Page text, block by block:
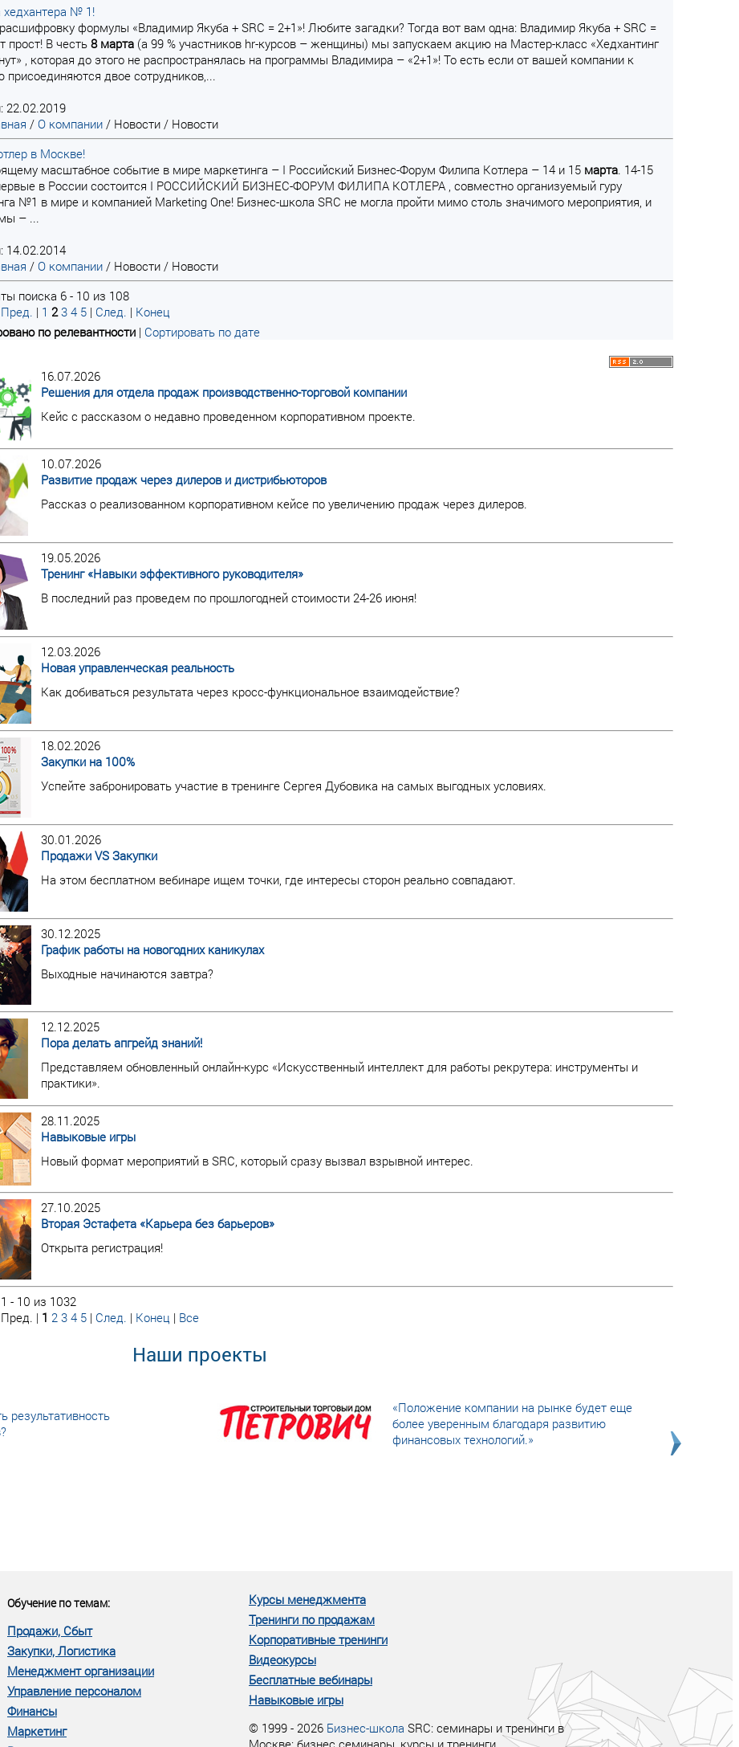
хедхантера № 1!
формулы «Владимир Якуба + SRC = 2+1»! Любите загадки? Тогда вот вам одна: Владимир Якуба + SRC =
прост! В честь8 марта (а 99 % участников hr-курсов – женщины) мы запускаем акцию на Мастер-класс «Хедхантинг
, которая до этого не распространялась на программы Владимира – «2+1»! То есть если от вашей компании к
присоединяются двое сотрудников,...
22.02.2019
/ О компании / Новости / Новости
в Москве!
масштабное событие в мире маркетинга – I Российский Бизнес-Форум Филипа Котлера – 14 и 15 марта. 14-15
в России состоится I РОССИЙСКИЙ БИЗНЕС-ФОРУМ ФИЛИПА КОТЛЕРА , совместно организуемый гуру
№1 в мире и компанией Marketing One! Бизнес-школа SRC не могла пройти мимо столь значимого мероприятия, и
– ...
14.02.2014
/ О компании / Новости / Новости
поиска 6 - 10 из 108
Пред. | 1 2 3 4 5 | След. | Конец
по релевантности | Сортировать по дате
16.07.2026
Решения для отдела продаж производственно-торговой компании
Кейс с рассказом о недавно проведенном корпоративном проекте.
10.07.2026
Развитие продаж через дилеров и дистрибьюторов
Рассказ о реализованном корпоративном кейсе по увеличению продаж через дилеров.
19.05.2026
Тренинг «Навыки эффективного руководителя»
В последний раз проведем по прошлогодней стоимости 24-26 июня!
12.03.2026
Новая управленческая реальность
Как добиваться результата через кросс-функциональное взаимодействие?
18.02.2026
Закупки на 100%
Успейте забронировать участие в тренинге Сергея Дубовика на самых выгодных условиях.
30.01.2026
Продажи VS Закупки
На этом бесплатном вебинаре ищем точки, где интересы сторон реально совпадают.
30.12.2025
График работы на новогодних каникулах
Выходные начинаются завтра?
12.12.2025
Пора делать апгрейд знаний!
Представляем обновленный онлайн-курс «Искусственный интеллект для работы рекрутера: инструменты и
практики».
28.11.2025
Навыковые игры
Новый формат мероприятий в SRC, который сразу вызвал взрывной интерес.
27.10.2025
Вторая Эстафета «Карьера без барьеров»
Открыта регистрация!
- 10 из 1032
| 1 2 3 4 5 | След. | Конец | Все
Наши проекты
результативность
«Положение компании на рынке будет еще
более уверенным благодаря развитию
финансовых технологий.»
Обучение по темам:
Продажи, Сбыт
Закупки, Логистика
Менеджмент организации
Управление персоналом
Финансы
Маркетинг
Курсы менеджмента
Тренинги по продажам
Корпоративные тренинги
Видеокурсы
Бесплатные вебинары
Навыковые игры
© 1999 - 2026 Бизнес-школа SRC: семинары и тренинги в
Москве: бизнес семинары, курсы и тренинги